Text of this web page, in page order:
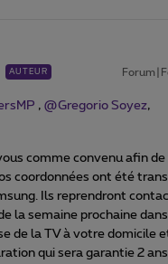
AUTEUR
, ​ @Gregorio Soyez,
comme convenu afin de
coordonnées ont été
Ils reprendront
la semaine prochaine
de la TV à votre domicile
qui sera garantie 2